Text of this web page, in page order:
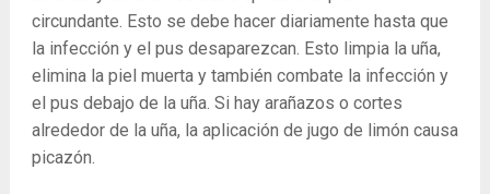
circundante. Esto se debe hacer diariamente hasta que
la infección y el pus desaparezcan. Esto limpia la uña,
elimina la piel muerta y también combate la infección y
el pus debajo de la uña. Si hay arañazos o cortes
alrededor de la uña, la aplicación de jugo de limón causa
picazón.